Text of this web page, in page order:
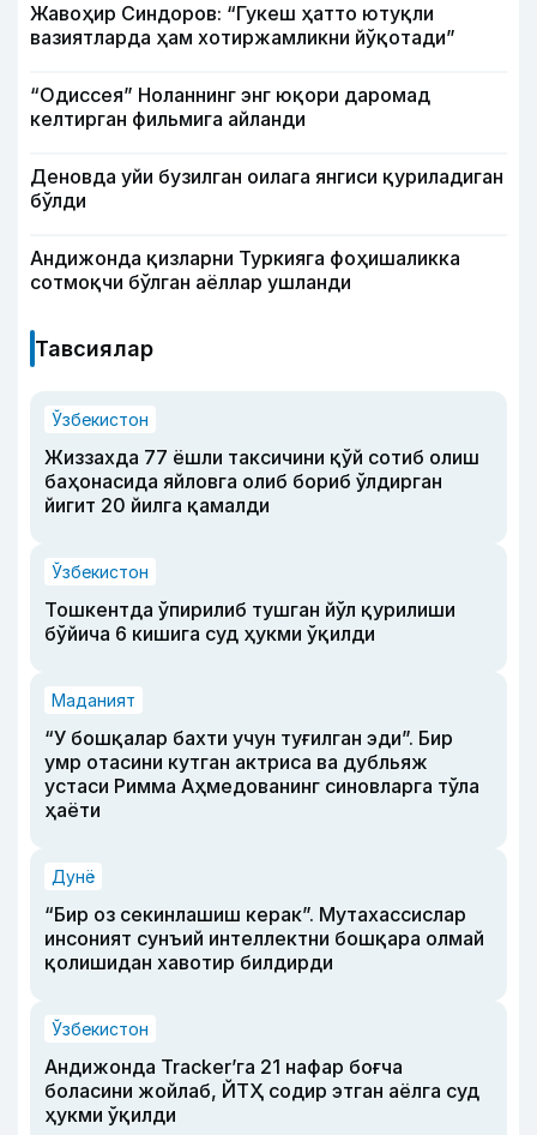
Жавоҳир Синдоров: “Гукеш ҳатто ютуқли
вазиятларда ҳам хотиржамликни йўқотади”
“Одиссея” Ноланнинг энг юқори даромад
келтирган фильмига айланди
Деновда уйи бузилган оилага янгиси қуриладиган
бўлди
Андижонда қизларни Туркияга фоҳишаликка
сотмоқчи бўлган аёллар ушланди
Тавсиялар
Ўзбекистон
Жиззахда 77 ёшли таксичини қўй сотиб олиш
баҳонасида яйловга олиб бориб ўлдирган
йигит 20 йилга қамалди
Ўзбекистон
Тошкентда ўпирилиб тушган йўл қурилиши
бўйича 6 кишига суд ҳукми ўқилди
Маданият
“У бошқалар бахти учун туғилган эди”. Бир
умр отасини кутган актриса ва дубльяж
устаси Римма Аҳмедованинг синовларга тўла
ҳаёти
Дунё
“Бир оз секинлашиш керак”. Мутахассислар
инсоният сунъий интеллектни бошқара олмай
қолишидан хавотир билдирди
Ўзбекистон
Андижонда Tracker’га 21 нафар боғча
боласини жойлаб, ЙТҲ содир этган аёлга суд
ҳукми ўқилди